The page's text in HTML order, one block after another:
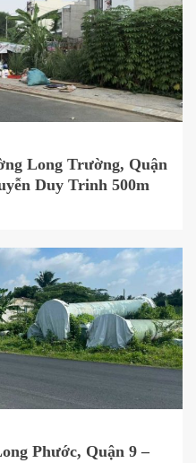
Long Trường, Quận
Duy Trinh 500m
Phước, Quận 9 –